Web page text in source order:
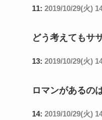
11: 2019/10/29(火)
どう考えてもサ
13: 2019/10/29(火)
ロマンがあるの
14: 2019/10/29(火)